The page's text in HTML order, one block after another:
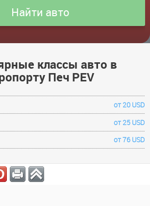
классы авто в
Печ PEV
от 20 USD
от 25 USD
от 76 USD